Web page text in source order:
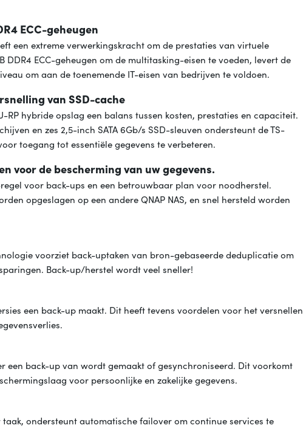
ECC-geheugen
een extreme verwerkingskracht om de prestaties van virtuele
ECC-geheugen om de multitasking-eisen te voeden, levert de
om aan de toenemende IT-eisen van bedrijven te voldoen.
van SSD-cache
hybride opslag een balans tussen kosten, prestaties en capaciteit.
en zes 2,5-inch SATA 6Gb/s SSD-sleuven ondersteunt de TS-
toegang tot essentiële gegevens te verbeteren.
voor de bescherming van uw gegevens.
voor back-ups en een betrouwbaar plan voor noodherstel.
opgeslagen op een andere QNAP NAS, en snel hersteld worden
voorziet back-uptaken van bron-gebaseerde deduplicatie om
Back-up/herstel wordt veel sneller!
een back-up maakt. Dit heeft tevens voordelen voor het versnellen
back-up van wordt gemaakt of gesynchroniseerd. Dit voorkomt
voor persoonlijke en zakelijke gegevens.
ondersteunt automatische failover om continue services te